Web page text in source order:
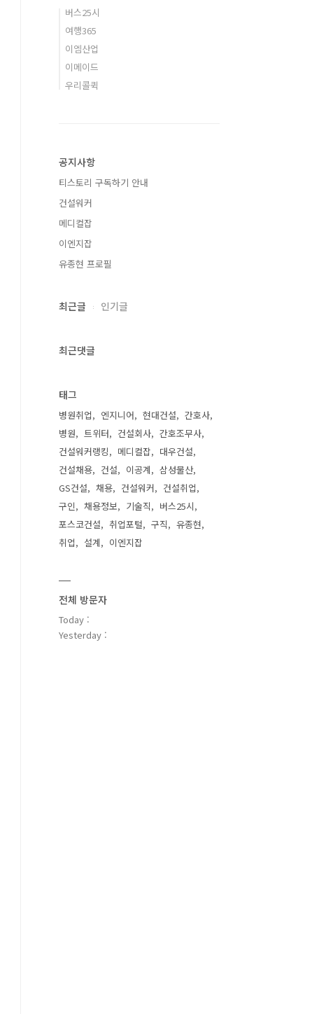
버스25시
여행365
이엠산업
이메이드
우리콜퀵
공지사항
티스토리 구독하기 안내
건설워커
메디컬잡
이엔지잡
유종현 프로필
최근글 인기글
최근댓글
태그
병원취업 엔지니어 현대건설
간호사
병원
트위터 건설회사
간호조무사
건설워커랭킹
메디컬잡
대우건설
건설채용
건설 이공계
삼성물산
GS건설
채용 건설워커
건설취업
구인
채용정보 기술직
버스25시
포스코건설
취업포털 구직
유종현
취업
설계 이엔지잡
전체 방문자
Today :
Yesterday :